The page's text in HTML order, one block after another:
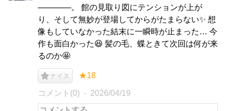
──────。 館の見取り図にテンションが上が
り、そして無妙が登場してからがたまらない✨ 想
像もしていなかった結末に一瞬時が止まった… 今
作も面白かった😆 髪の毛、蝶ときて次回は何が来
るのか🤩
ナイス ★18
コメント(0) 2026/04/19